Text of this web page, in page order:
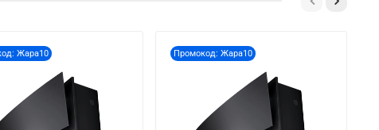
Жара10 Промокод: Жара10